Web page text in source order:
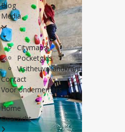
Blog
Media
Citymaps
Pocketgids
Visitheuvellandkrant
Contact
Voor ondernemers
Home
Overzicht